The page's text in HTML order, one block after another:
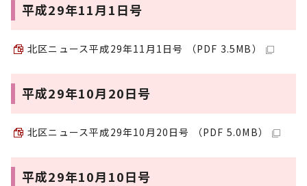
平成29年11月1日号
北区ニュース平成29年11月1日号 （PDF 3.5MB）
平成29年10月20日号
北区ニュース平成29年10月20日号 （PDF 5.0MB）
平成29年10月10日号